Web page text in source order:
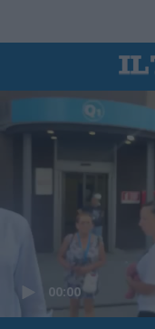
00:00